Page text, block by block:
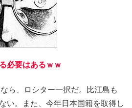
必要はあるｗｗ
ら、ロシター一択だ。比江島も
い。また、今年日本国籍を取得し